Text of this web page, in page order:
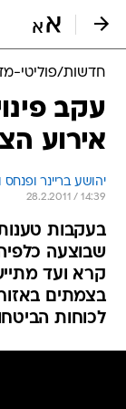
חדשות/פוליטי-
עקב
אירוע
יהושע בריינר ופנחס
28.2.2011 / 14:39
בעקבות
שבוצעה
קרא ועד
בצמתים
לכוחות